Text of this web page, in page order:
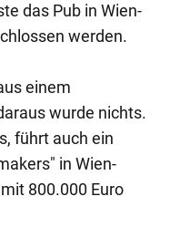
das Pub in Wien-
werden.
einem
wurde nichts.
führt auch ein
in Wien-
800.000 Euro